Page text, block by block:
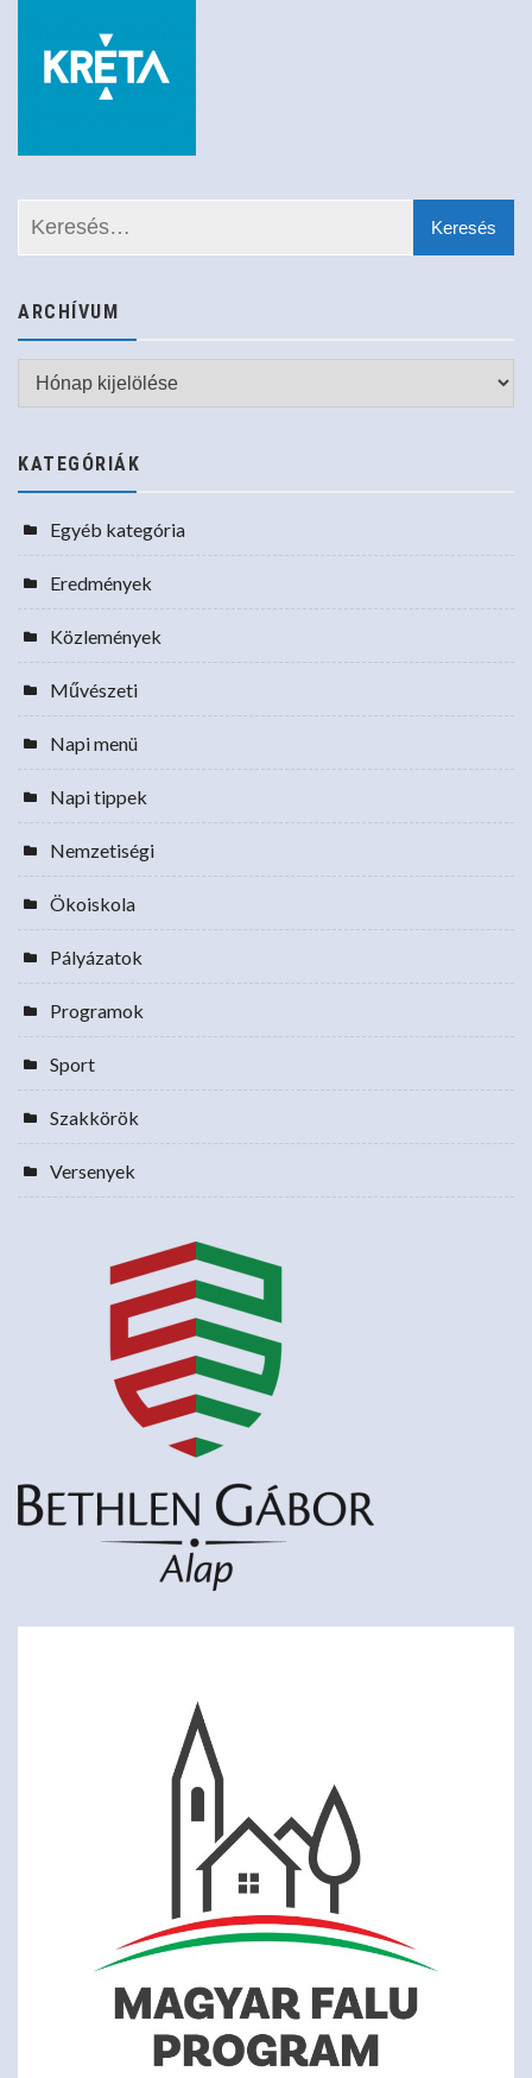
ARCHÍVUM
Archívum
KATEGÓRIÁK
Egyéb kategória
Eredmények
Közlemények
Művészeti
Napi menü
Napi tippek
Nemzetiségi
Ökoiskola
Pályázatok
Programok
Sport
Szakkörök
Versenyek